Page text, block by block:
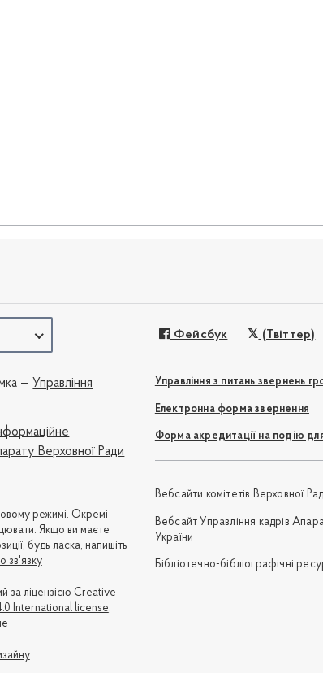
Фейсбук (Твіттер)
Управління з питань звернень
Електронна форма звернення
Форма акредитації на подію
Вебсайти комітетів Верховної
Вебсайт Управління кадрів
України
Бібліотечно-бібліографічні
— Управління
Верховної Ради
режимі. Окремі
Якщо ви маєте
будь ласка, напишіть
зв'язку
за ліцензією Creative
International license,